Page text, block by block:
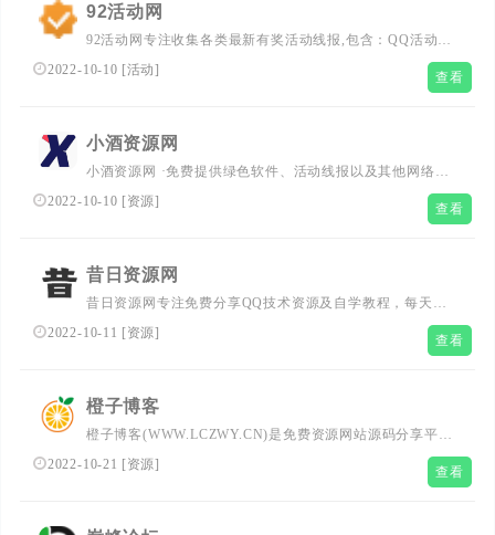
92活动网
92活动网专注收集各类最新有奖活动线报,包含：QQ活动、
微信红包活动、理财活动、话费流量活动、免费撸实物活动
2022-10-10 [活动] 查看
小酒资源网
小酒资源网 ·免费提供绿色软件、活动线报以及其他网络资
源，好货不私藏！
2022-10-10 [资源] 查看
昔日资源网
昔日资源网专注免费分享QQ技术资源及自学教程，每天坚
持分享网络教学技术资源，努力为各位网友呈现优质的资
2022-10-11 [资源] 查看
橙子博客
橙子博客(WWW.LCZWY.CN)是免费资源网站源码分享平
台，每天更新技术教程、活动线报、网站源码、实用软件、
热度资讯、源代码、图文、软件、破解、QQ资源、模板插
2022-10-21 [资源] 查看